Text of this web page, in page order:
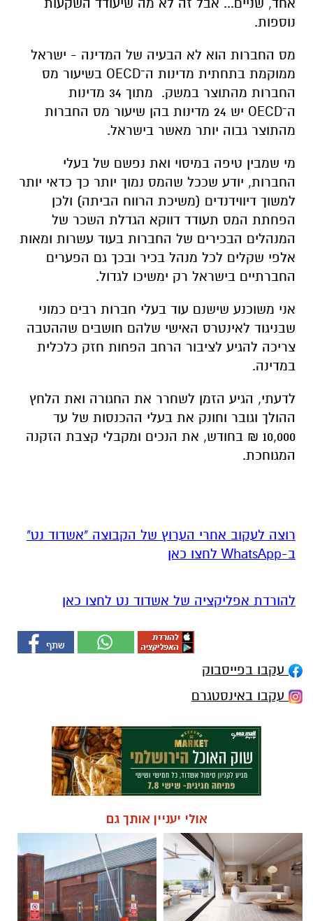
נוספות.
מס החברות הוא לא הבעיה של המדינה - ישראל
ממוקמת בתחתית מדינות ה־OECD בשיעור מס
החברות מהתוצר במשק. מתוך 34 מדינות
ה־OECD יש 24 מדינות בהן שיעור מס החברות
מהתוצר גבוה יותר מאשר בישראל.
מי שמבין טיפה במיסוי ואת נפשם של בעלי
החברות, יודע שככל שהמס נמוך יותר כך כדאי יותר
למשוך דיווידנדים (משיכת הרווח הביתה) ולכן
הפחתת המס תעודד דווקא הגדלת השכר של
המנהלים הבכירים של החברות בעוד עשרות ומאות
אלפי שקלים לכל מנהל בכיר ובכך גם הפערים
החברתיים בישראל רק ימשיכו לגדול.
אני משוכנע שישנם עוד בעלי חברות רבים כמוני
שבניגוד לאינטרס האישי שלהם חושבים שההטבה
צריכה להגיע לציבור הרחב הפחות חזק כלכלית
במדינה.
לדעתי, הגיע הזמן לשחרר את החגורה ואת הלחץ
ההולך וגובר וחונק את בעלי ההכנסות של עד
10,000 ₪ בחודש, את הנכים ומקבלי קצבת הזקנה
המגוחכת.
רוצה לעקוב אחרי הערוץ של הקבוצה "אשדוד נט"
ב-WhatsApp לחצו כאן
להורדת אפליקציה של אשדוד נט לחצו כאן
עקבו בפייסבוק
עקבו באינסטגרם
אולי יעניין אותך גם